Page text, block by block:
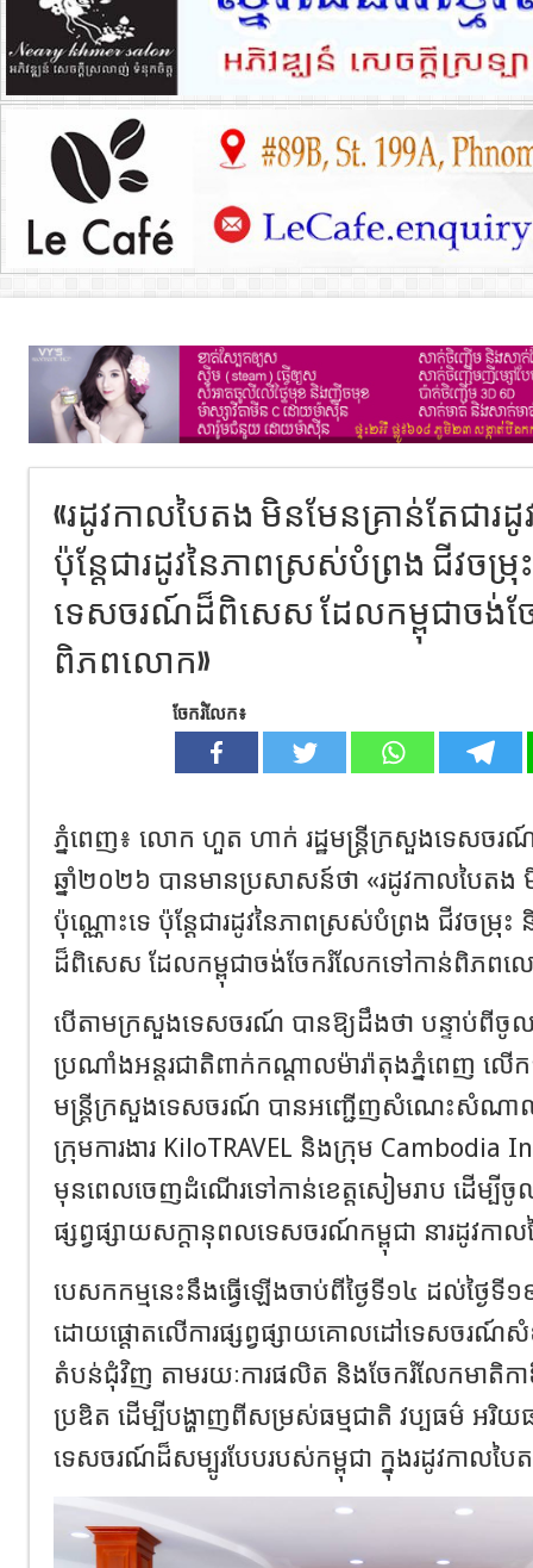
«រដូវកាលបៃតង មិនមែនគ្រាន់តែជារ
ប៉ុន្តែជារដូវនៃភាពស្រស់បំព្រង ជីវច
ទេសចរណ៍ដ៏ពិសេស ដែលកម្ពុជាចង់ច
ពិភពលោក»
ចែករំលែក៖
ភ្នំពេញ​៖​ លោក​ ហួត​ ហាក់​ រដ្ឋមន្ត្រី​ក្រសួង​ទេសចរ
ឆ្នាំ​២០២៦​ បានមានប្រសាសន៍ថា​ «រដូវកាលបៃតង មិ
ប៉ុណ្ណោះទេ ប៉ុន្តែជារដូវនៃភាពស្រស់បំព្រង ជីវច
ដ៏ពិសេស ដែលកម្ពុជាចង់ចែករំលែកទៅកាន់ពិភព
បើតាមក្រសួង​ទេសចរណ៍​ បានឱ្យដឹងថា​ បន្ទាប់ពីចូលរួ
ប្រណាំងអន្តរជាតិពាក់កណ្តាលម៉ារ៉ាតុងភ្នំពេញ ល
មន្ត្រីក្រសួងទេសចរណ៍ បានអញ្ជើញសំណេះសំណ
ក្រុមការងារ KiloTRAVEL និងក្រុម
មុនពេលចេញដំណើរទៅកាន់ខេត្តសៀមរាប ដើម្បីចូ
ផ្សព្វផ្សាយសក្តានុពលទេសចរណ៍កម្ពុជា នារដូវកា
បេសកកម្មនេះនឹងធ្វើឡើងចាប់ពីថ្ងៃទី១៤ ដល់ថ្ងៃទី
ដោយផ្តោតលើការផ្សព្វផ្សាយគោលដៅទេសចរណ៍សំ
តំបន់ជុំវិញ តាមរយៈការផលិត និងចែករំលែកមាតិក
ប្រឌិត ដើម្បីបង្ហាញពីសម្រស់ធម្មជាតិ វប្បធម៌ អ
ទេសចរណ៍ដ៏សម្បូរបែបរបស់កម្ពុជា ក្នុងរដូវកាលបៃ